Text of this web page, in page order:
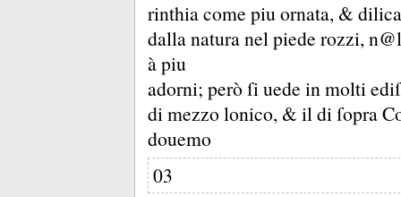
rinthia come piu ornata, &
dalla natura nel piede rozzi,
à piu
adorni; però ſi uede in molti
di mezzo lonico, & il di ſopra
douemo
03